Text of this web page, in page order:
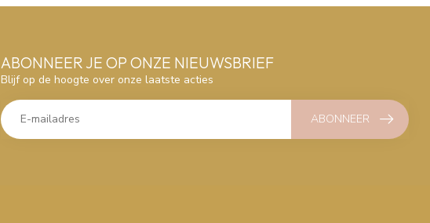
ABONNEER JE OP ONZE NIEUWSBRIEF
Blijf op de hoogte over onze laatste acties
ABONNEER